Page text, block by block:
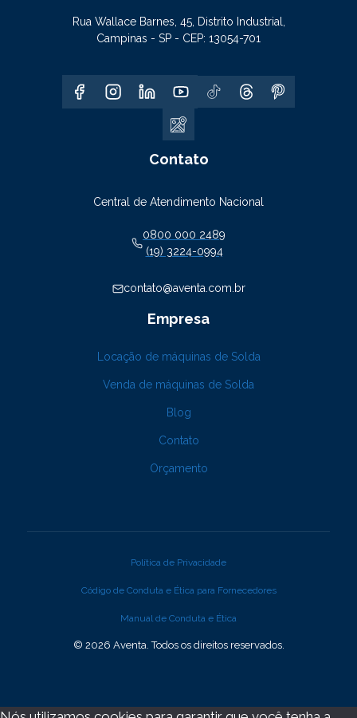
Rua Wallace Barnes, 45, Distrito Industrial,
Campinas - SP - CEP: 13054-701
Contato
Central de Atendimento Nacional
0800 000 2489
(19) 3224-0994
contato@aventa.com.br
Empresa
Locação de máquinas de Solda
Venda de máquinas de Solda
Blog
Contato
Orçamento
© 2026 Aventa. Todos os direitos reservados.
Política de Privacidade
Código de Conduta e Ética para Fornecedores
Manual de Conduta e Ética